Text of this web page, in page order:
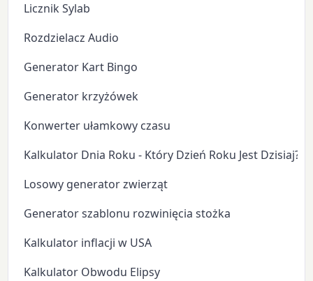
Licznik Sylab
Rozdzielacz Audio
Generator Kart Bingo
Generator krzyżówek
Konwerter ułamkowy czasu
Kalkulator Dnia Roku - Który Dzień Roku Jest Dzisiaj?
Losowy generator zwierząt
Generator szablonu rozwinięcia stożka
Kalkulator inflacji w USA
Kalkulator Obwodu Elipsy